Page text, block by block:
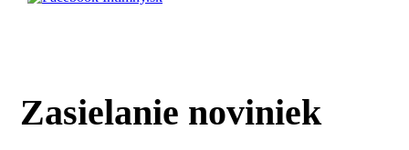
Zasielanie noviniek